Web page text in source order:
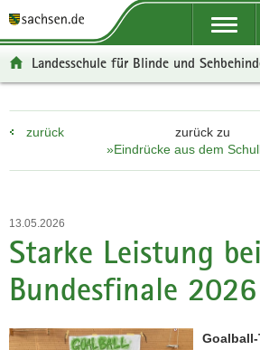
t
l
e
g
r
e
i
f
n
t
l
v
g
a
t
i
o
p
i
a
t
t
r
n
o
r
m
a
t
o
t
r
e
e
i
c
h
Landesschule für Blinde und
zurück
zurück zu
»Eindrücke aus dem
13.05.2026
Starke Leistung
Bundesfinale
Goalball-